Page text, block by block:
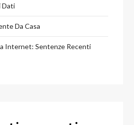
Dati
Da Casa
Internet: Sentenze Recenti